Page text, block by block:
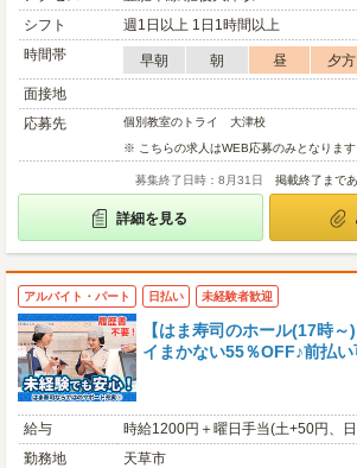
シフト
週1日以上 1日1時間以上
時間帯
早朝 朝 昼 夕方
面接地
応募先
個別教室のトライ 大津校
※ こちらの求人はWEB応募のみとなります
募集終了日時：8月31日 掲載終了まで
詳細を見る
アルバイト・パート 日払い 未経験者歓迎
【はま寿司のホール(17時
イまかない55％OFF♪前払
給与
時給1200円＋曜日手当(土+50円、
勤務地
天草市